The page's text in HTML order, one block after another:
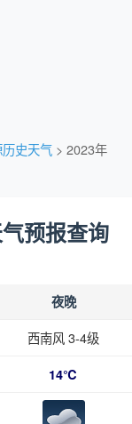
史天气 > 2023年
预报查询
夜晚
西南风 3-4级
14℃